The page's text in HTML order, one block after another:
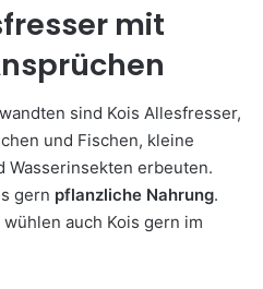
mit
sind Kois Allesfresser,
und Fischen, kleine
Wasserinsekten erbeuten.
gern pflanzliche Nahrung.
auch Kois gern im